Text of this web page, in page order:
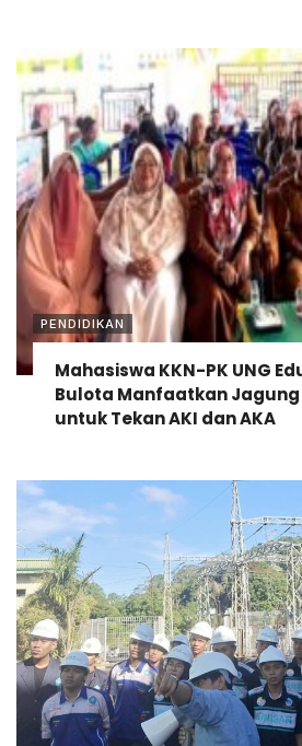
PENDIDIKAN
Mahasiswa KKN-PK UNG
Bulota Manfaatkan
untuk Tekan AKI dan AKA